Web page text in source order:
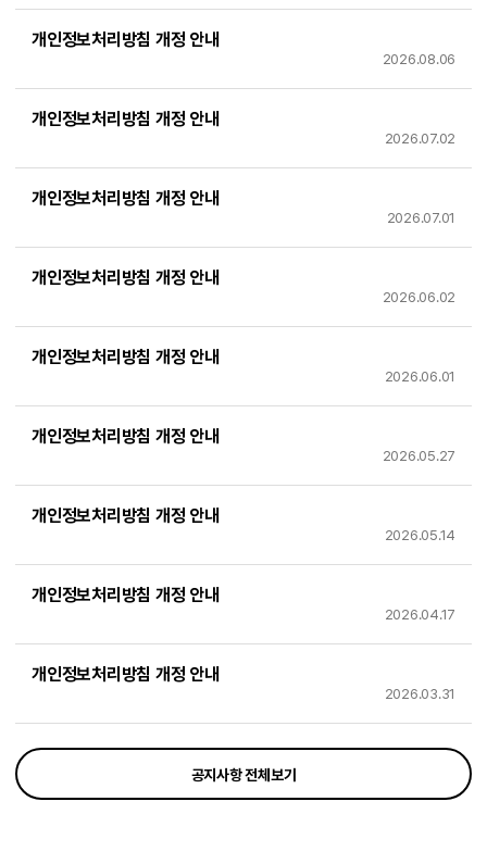
개인정보처리방침 개정 안내
2026.08.06
개인정보처리방침 개정 안내
2026.07.02
개인정보처리방침 개정 안내
2026.07.01
개인정보처리방침 개정 안내
2026.06.02
개인정보처리방침 개정 안내
2026.06.01
개인정보처리방침 개정 안내
2026.05.27
개인정보처리방침 개정 안내
2026.05.14
개인정보처리방침 개정 안내
2026.04.17
개인정보처리방침 개정 안내
2026.03.31
공지사항 전체보기